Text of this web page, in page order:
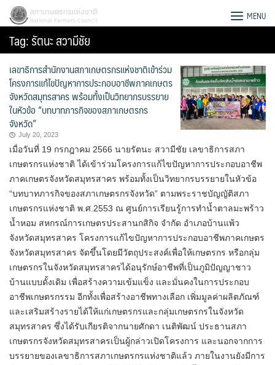
Skip
content
Search
for:
สภาเกษตรกรแห่งชาติ MENU
Tag:รัตนะ สวามีชัย
เลขาธิการสำนักงานสภาเกษตรกรแห่งชาติเข้าร่วม
โครงการแก้ไขปัญหาการประกอบอาชีพภาคเกษตร
จังหวัดสมุทรสาคร พร้อมทั้งเป็นวิทยากรบรรยาย
ในหัวข้อ “บทบาทภารกิจของสภาเกษตรกร
จังหวัด”
July 20, 2023
เมื่อวันที่ 19 กรกฎาคม 2566 นายรัตนะ สวามีชัย เลขาธิการสภา
เกษตรกรแห่งชาติ ได้เข้าร่วมโครงการแก้ไขปัญหาการประกอบอาชีพ
ภาคเกษตรจังหวัดสมุทรสาคร พร้อมทั้งเป็นวิทยากรบรรยายในหัวข้อ
“บทบาทภารกิจของสภาเกษตรกรจังหวัด” ตามพระราชบัญญัติสภา
เกษตรกรแห่งชาติ พ.ศ.2553 ณ ศูนย์การเรียนรู้การทำน้ำตาลมะพร้าว
น้ำหอม สหกรณ์การเกษตรประสานกสิกิจ จำกัด อำเภอบ้านแพ้ว
จังหวัดสมุทรสาคร โครงการแก้ไขปัญหาการประกอบอาชีพภาคเกษตร
จังหวัดสมุทรสาคร จัดขึ้นโดยมีวัตถุประสงค์เพื่อให้เกษตรกร หรือกลุ่ม
เกษตรกรในจังหวัดสมุทรสาครได้อนุรักษ์อาชีพที่เป็นภูมิปัญญาชาว
บ้านแบบดั้งเดิม เพื่อสร้างความเข้มแข็ง และมั่นคงในการประกอบ
อาชีพเกษตรกรรม อีกทั้งเพื่อสร้างอาชีพทางเลือก เพิ่มมูลค่าผลิตภัณฑ์
และเสริมสร้างรายได้ให้แก่เกษตรกรและกลุ่มเกษตรกรในจังหวัด
สมุทรสาคร ซึ่งได้รับเกียรติจากนายศักดา เนติพัฒน์ ประธานสภา
เกษตรกรจังหวัดสมุทรสาครเป็นผู้กล่าวเปิดโครงการ และนอกจากการ
บรรยายของเลขาธิการสภาเกษตรกรแห่งชาติแล้ว ภายในงานยังมีการ